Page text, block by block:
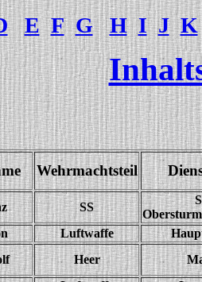
E F G H I J K
Wehrmachtsteil
SS
Luftwaffe
Heer